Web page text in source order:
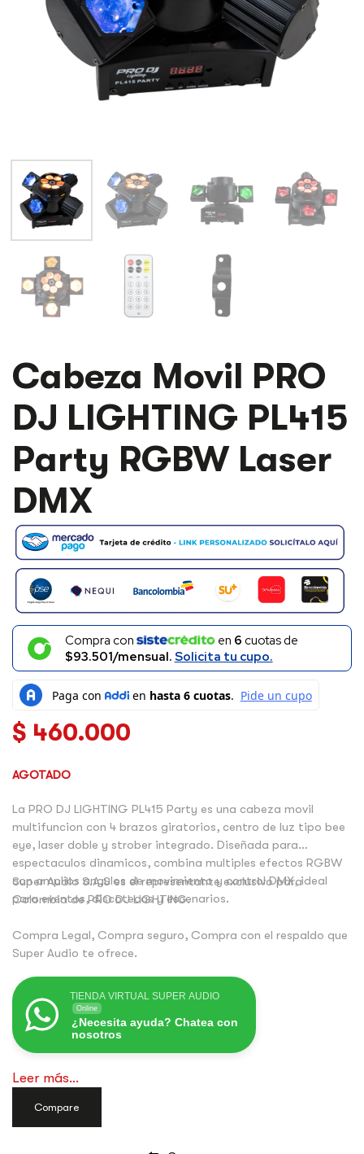
Cabeza Movil PRO
DJ LIGHTING PL415
Party RGBW Laser
DMX
Compra con en 6 cuotas de
$93.501/mensual. Solicita tu cupo.
$ 460.000
AGOTADO
La PRO DJ LIGHTING PL415 Party es una cabeza movil
multifuncion con 4 brazos giratorios, centro de luz tipo bee
eye, laser doble y strober integrado. Diseñada para
espectaculos dinamicos, combina multiples efectos RGBW
con amplios angulos de movimiento y control DMX, ideal
para eventos, discotecas y escenarios.
Super Audio S.A.S es el representante exclusivo para
Colombia de PRO DJ LIGHTING.
Compra Legal, Compra seguro, Compra con el respaldo que
Super Audio te ofrece.
TIENDA VIRTUAL SUPER AUDIO
Online
¿Necesita ayuda? Chatea con
nosotros
Leer más...
Compare